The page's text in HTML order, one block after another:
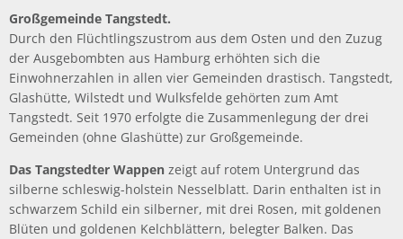
Großgemeinde Tangstedt.
Durch den Flüchtlingszustrom aus dem Osten und den Zuzug
der Ausgebombten aus Hamburg erhöhten sich die
Einwohnerzahlen in allen vier Gemeinden drastisch. Tangstedt,
Glashütte, Wilstedt und Wulksfelde gehörten zum Amt
Tangstedt. Seit 1970 erfolgte die Zusammenlegung der drei
Gemeinden (ohne Glashütte) zur Großgemeinde.
Das Tangstedter Wappen zeigt auf rotem Untergrund das
silberne schleswig-holstein Nesselblatt. Darin enthalten ist in
schwarzem Schild ein silberner, mit drei Rosen, mit goldenen
Blüten und goldenen Kelchblättern, belegter Balken. Das